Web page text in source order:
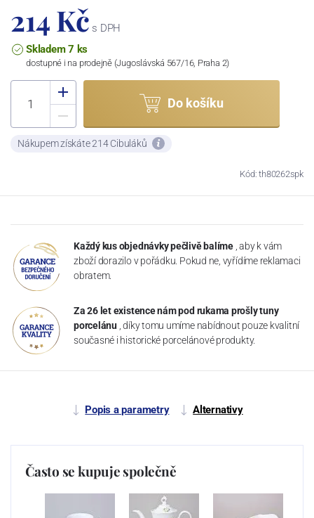
214 Kč s DPH
Skladem 7 ks
dostupné i na prodejně (Jugoslávská 567/16, Praha 2)
Do košíku
Nákupem získáte 214 Cibuláků
Kód: th80262spk
Každý kus objednávky pečlivě balíme , aby k vám
zboží dorazilo v pořádku. Pokud ne, vyřídíme reklamaci
obratem.
Za 26 let existence nám pod rukama prošly tuny
porcelánu , díky tomu umíme nabídnout pouze kvalitní
současné i historické porcelánové produkty.
Popis a parametry Alternativy
Často se kupuje společně